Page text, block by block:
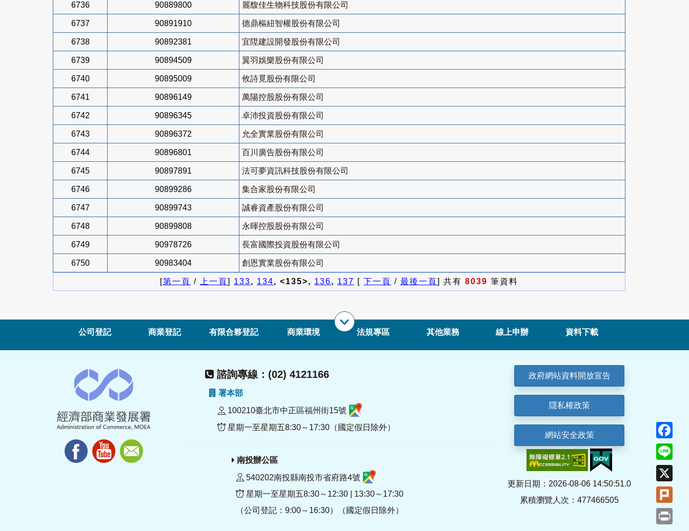
6736 90889800 麗馥佳生物科技股份有限公司
6737 90891910 德鼎樞紐智權股份有限公司
6738 90892381 宜陞建設開發股份有限公司
6739 90894509 翼羽娛樂股份有限公司
6740 90895009 攸詩覓股份有限公司
6741 90896149 萬陽控股股份有限公司
6742 90896345 卓沛投資股份有限公司
6743 90896372 允全實業股份有限公司
6744 90896801 百川廣告股份有限公司
6745 90897891 法可夢資訊科技股份有限公司
6746 90899286 集合家股份有限公司
6747 90899743 誠睿資產股份有限公司
6748 90899808 永暉控股股份有限公司
6749 90978726 長富國際投資股份有限公司
6750 90983404 創恩實業股份有限公司
[第一頁 / 上一頁] 133, 134, <135>, 136, 137 [ 下一頁 / 最後一頁] 共有 8039 筆資料
公司登記 商業登記 有限合夥登記 商業環境 法規專區 其他業務 線上申辦 資料下載
諮詢專線：(02) 4121166
署本部
100210臺北市中正區福州街15號
星期一至星期五8:30～17:30（國定假日除外）
南投辦公區
540202南投縣南投市省府路4號
星期一至星期五8:30～12:30 | 13:30～17:30
（公司登記：9:00～16:30）（國定假日除外）
政府網站資料開放宣告
隱私權政策
網站安全政策
更新日期：2026-08-06 14:50:51.0
累積瀏覽人次：477466505